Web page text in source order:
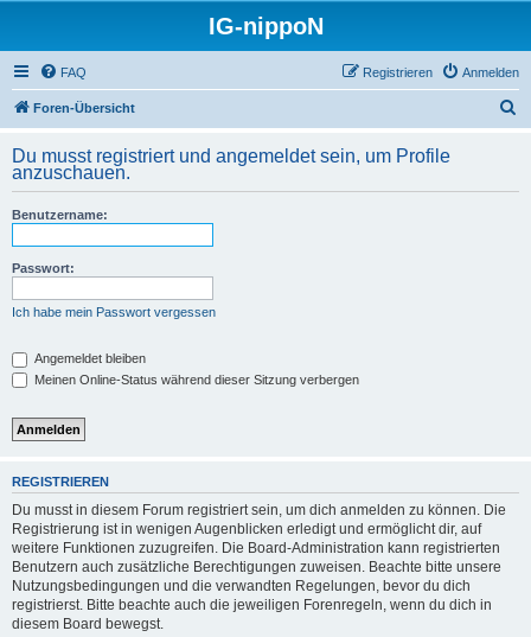
IG-nippoN
FAQ Anmelden
Registrieren
Foren-Übersicht
h
Du musst registriert und angemeldet sein, um Profile
anzuschauen.
Benutzername:
Passwort:
Ich habe mein Passwort vergessen
Angemeldet bleiben
Meinen Online-Status während dieser Sitzung verbergen
REGISTRIEREN
Du musst in diesem Forum registriert sein, um dich anmelden zu können. Die
Registrierung ist in wenigen Augenblicken erledigt und ermöglicht dir, auf
weitere Funktionen zuzugreifen. Die Board-Administration kann registrierten
Benutzern auch zusätzliche Berechtigungen zuweisen. Beachte bitte unsere
Nutzungsbedingungen und die verwandten Regelungen, bevor du dich
registrierst. Bitte beachte auch die jeweiligen Forenregeln, wenn du dich in
diesem Board bewegst.